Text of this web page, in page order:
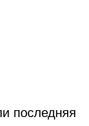
последняя